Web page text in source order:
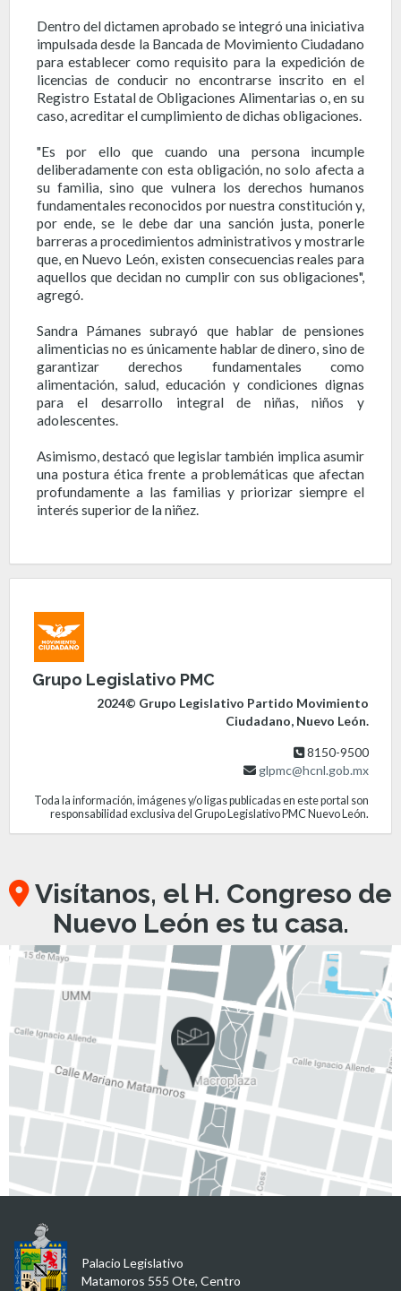
Dentro del dictamen aprobado se integró una iniciativa
impulsada desde la Bancada de Movimiento Ciudadano
para establecer como requisito para la expedición de
licencias de conducir no encontrarse inscrito en el
Registro Estatal de Obligaciones Alimentarias o, en su
caso, acreditar el cumplimiento de dichas obligaciones.
"Es por ello que cuando una persona incumple
deliberadamente con esta obligación, no solo afecta a
su familia, sino que vulnera los derechos humanos
fundamentales reconocidos por nuestra constitución y,
por ende, se le debe dar una sanción justa, ponerle
barreras a procedimientos administrativos y mostrarle
que, en Nuevo León, existen consecuencias reales para
aquellos que decidan no cumplir con sus obligaciones",
agregó.
Sandra Pámanes subrayó que hablar de pensiones
alimenticias no es únicamente hablar de dinero, sino de
garantizar derechos fundamentales como
alimentación, salud, educación y condiciones dignas
para el desarrollo integral de niñas, niños y
adolescentes.
Asimismo, destacó que legislar también implica asumir
una postura ética frente a problemáticas que afectan
profundamente a las familias y priorizar siempre el
interés superior de la niñez.
Grupo Legislativo PMC
2024© Grupo Legislativo Partido Movimiento
Ciudadano, Nuevo León.
8150-9500
glpmc@hcnl.gob.mx
Toda la información, imágenes y/o ligas publicadas en este portal son
responsabilidad exclusiva del Grupo Legislativo PMC Nuevo León.
Visítanos, el H. Congreso de
Nuevo León es tu casa.
Palacio Legislativo
Matamoros 555 Ote, Centro